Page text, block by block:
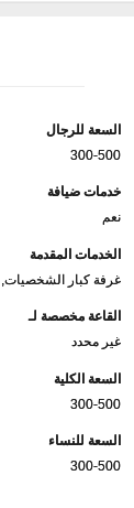
السعة للرجال
300-500
خدمات ضيافة
نعم
الخدمات المقدمة
غرفة كبار
القاعة مخصصة لـ
غير محدد
السعة الكلية
300-500
السعة للنساء
300-500